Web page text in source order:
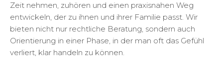
Zeit nehmen, zuhören und einen praxisnahen Weg
entwickeln, der zu ihnen und ihrer Familie passt. Wir
bieten nicht nur rechtliche Beratung, sondern auch
Orientierung in einer Phase, in der man oft das Gefühl
verliert, klar handeln zu können.